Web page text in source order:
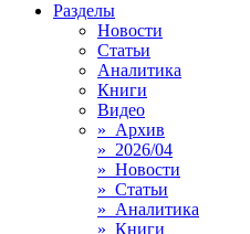
Разделы
Новости
Статьи
Аналитика
Книги
Видео
» Архив
» 2026/04
» Новости
» Статьи
» Аналитика
» Книги